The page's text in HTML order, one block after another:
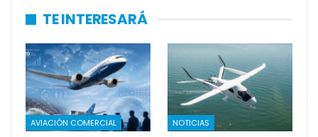
TE INTERESARÁ
AVIACIÓN COMERCIAL NOTICIAS